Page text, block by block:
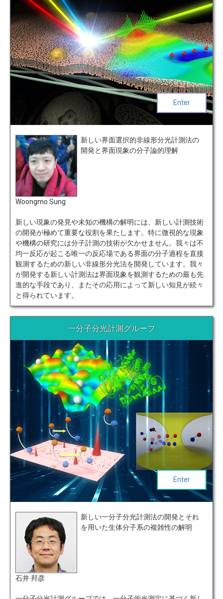
Enter
Woongmo Sung
新しい界面選択的非線形分光計測法の
開発と界面現象の分子論的理解
新しい現象の発見や未知の機構の解明には、新しい計測技術
の開発が極めて重要な役割を果たします。特に微視的な現象
や機構の研究には分子計測の技術が欠かせません。我々は不
均一反応が起こる唯一の反応場である界面の分子過程を直接
観測するための新しい非線形分光法を開発しています。我々
が開発する新しい計測法は界面現象を観測するための最も先
進的な手段であり、またその応用によって新しい知見が続々
と得られています。
一分子分光計測グループ
Enter
石井 邦彦
新しい一分子分光計測法の開発とそれ
を用いた生体分子系の複雑性の解明